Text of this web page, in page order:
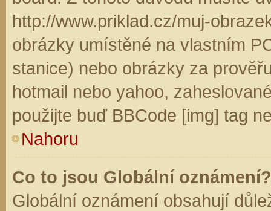
http://www.priklad.cz/muj-
obrázky umístěné na vlastním
stanice) nebo obrázky za
hotmail nebo yahoo,
použijte buď BBCode [img] tag
Nahoru
Co to jsou Globální oznámení?
Globální oznámení obsahují